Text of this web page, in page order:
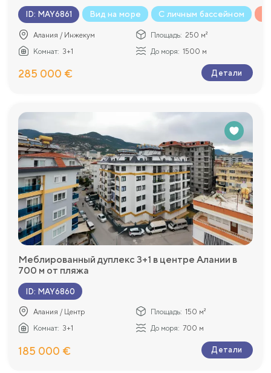
ID: MAY6861 Вид на море С личным бассейном
Алания / Инжекум Площадь: 250 м²
Комнат: 3+1 До моря: 1500 м
285 000 € Детали
Меблированный дуплекс 3+1 в центре Алании в
700 м от пляжа
ID: MAY6860
Алания / Центр Площадь: 150 м²
Комнат: 3+1 До моря: 700 м
185 000 € Детали